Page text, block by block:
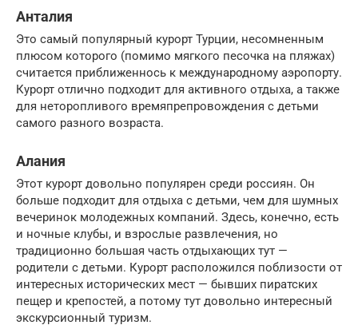
Анталия
Это самый популярный курорт Турции, несомненным
плюсом которого (помимо мягкого песочка на пляжах)
считается приближеннось к международному аэропорту.
Курорт отлично подходит для активного отдыха, а также
для неторопливого времяпрепровождения с детьми
самого разного возраста.
Алания
Этот курорт довольно популярен среди россиян. Он
больше подходит для отдыха с детьми, чем для шумных
вечеринок молодежных компаний. Здесь, конечно, есть
и ночные клубы, и взрослые развлечения, но
традиционно большая часть отдыхающих тут —
родители с детьми. Курорт расположился поблизости от
интересных исторических мест — бывших пиратских
пещер и крепостей, а потому тут довольно интересный
экскурсионный туризм.